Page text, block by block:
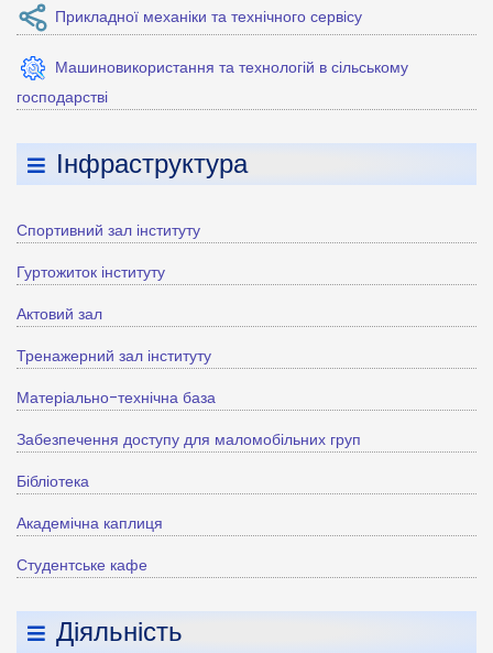
Прикладної механіки та технічного сервісу
Машиновикористання та технологій в сільському
господарстві
Інфраструктура
Спортивний зал інституту
Гуртожиток інституту
Актовий зал
Тренажерний зал інституту
Матеріально-технічна база
Забезпечення доступу для маломобільних груп
Бібліотека
Академічна каплиця
Студентське кафе
Діяльність